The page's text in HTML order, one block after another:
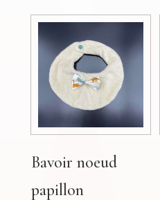
Bavoir noeud
papillon